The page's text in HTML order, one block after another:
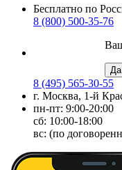
Бесплатно по
8 (800) 500-35-76
8 (495) 565-30-55
г. Москва, 1-й
пн-пт: 9:00-20:00
сб: 10:00-18:00
вс: (по